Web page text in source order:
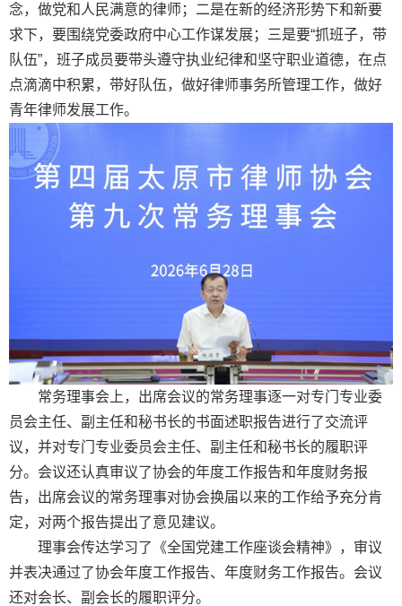
念，做党和人民满意的律师；二是在新的经济形势下和新要
求下，要围绕党委政府中心工作谋发展；三是要“抓班子，带
队伍”，班子成员要带头遵守执业纪律和坚守职业道德，在点
点滴滴中积累，带好队伍，做好律师事务所管理工作，做好
青年律师发展工作。
常务理事会上，出席会议的常务理事逐一对专门专业委
员会主任、副主任和秘书长的书面述职报告进行了交流评
议，并对专门专业委员会主任、副主任和秘书长的履职评
分。会议还认真审议了协会的年度工作报告和年度财务报
告，出席会议的常务理事对协会换届以来的工作给予充分肯
定，对两个报告提出了意见建议。
理事会传达学习了《全国党建工作座谈会精神》，审议
并表决通过了协会年度工作报告、年度财务工作报告。会议
还对会长、副会长的履职评分。